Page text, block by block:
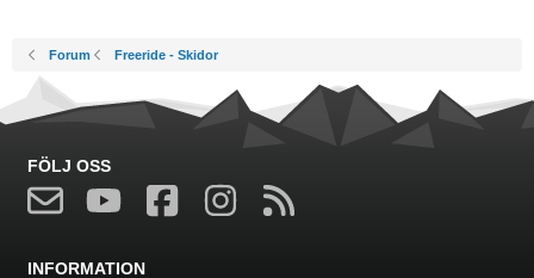
Forum Freeride - Skidor
FÖLJ OSS
INFORMATION